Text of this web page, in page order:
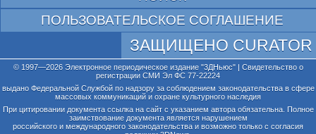
ПОЛЬЗОВАТЕЛЬСКОЕ СОГЛАШЕНИЕ
ЗАЩИЩЕНО CURATOR
© 1997—2026 Электронное периодическое издание "3ДНьюс" | Свидетельство о
регистрации СМИ Эл ФС 77-22224
выдано Федеральной Службой по надзору за соблюдением законодательства в сфере
массовых коммуникаций и охране культурного наследия
При цитировании документа ссылка на сайт с указанием автора обязательна. Полное
заимствование документа является нарушением
российского и международного законодательства и возможно только с согласия